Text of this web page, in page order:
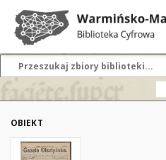
OBIEKT